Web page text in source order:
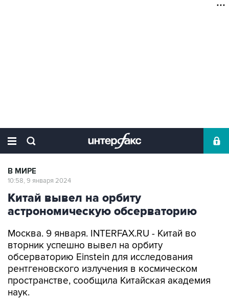
В МИРЕ
10:58, 9 января 2024
Китай вывел на орбиту
астрономическую обсерваторию
Москва. 9 января. INTERFAX.RU - Китай во
вторник успешно вывел на орбиту
обсерваторию Einstein для исследования
рентгеновского излучения в космическом
пространстве, сообщила Китайская академия
наук.